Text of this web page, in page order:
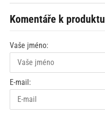
Komentáře k produktu
Vaše jméno:
E-mail: